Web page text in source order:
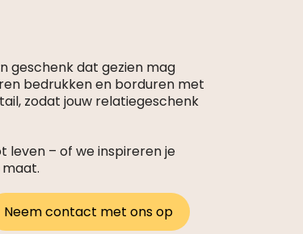
geschenk dat gezien mag
bedrukken en borduren met
zodat jouw relatiegeschenk
leven – of we inspireren je
Neem contact met ons op